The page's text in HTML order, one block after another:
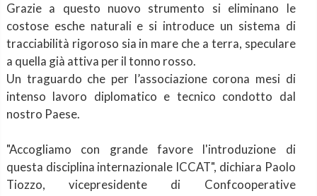
Grazie a questo nuovo strumento si eliminano le
costose esche naturali e si introduce un sistema di
tracciabilità rigoroso sia in mare che a terra, speculare
a quella già attiva per il tonno rosso.
Un traguardo che per l’associazione corona mesi di
intenso lavoro diplomatico e tecnico condotto dal
nostro Paese.
"Accogliamo con grande favore l'introduzione di
questa disciplina internazionale ICCAT", dichiara Paolo
Tiozzo, vicepresidente di Confcooperative